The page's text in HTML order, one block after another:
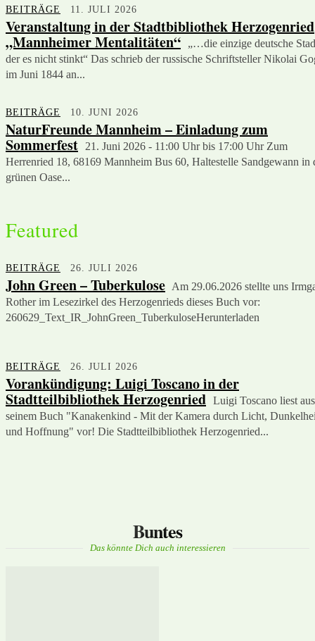
BEITRÄGE 11. JULI 2026
Veranstaltung in der Stadtbibliothek Herzogenried
„Mannheimer Mentalitäten“
„…die einzige deutsche
der es nicht stinkt“ Das schrieb der russische Schriftsteller Nikolai
im Juni 1844 an...
BEITRÄGE 10. JUNI 2026
NaturFreunde Mannheim – Einladung zum
Sommerfest
21. Juni 2026 - 11:00 Uhr bis 17:00 Uhr Zum
Herrenried 18, 68169 Mannheim Bus 60, Haltestelle Sandgewann in
grünen Oase...
Featured
BEITRÄGE 26. JULI 2026
John Green – Tuberkulose Am 29.06.2026 stellte uns
Rother im Lesezirkel des Herzogenrieds dieses Buch vor:
260629_Text_IR_JohnGreen_TuberkuloseHerunterladen
BEITRÄGE 26. JULI 2026
Vorankündigung: Luigi Toscano in der
Stadtteilbibliothek Herzogenried Luigi Toscano liest aus
seinem Buch "Kanakenkind - Mit der Kamera durch Licht,
und Hoffnung" vor! Die Stadtteilbibliothek Herzogenried...
Buntes
Das könnte Dich auch interessieren